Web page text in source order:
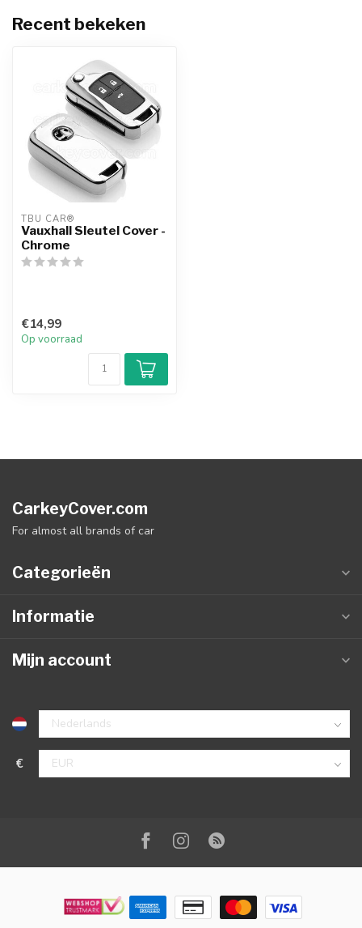
Recent bekeken
TBU CAR®
Vauxhall Sleutel Cover -
Chrome
€14,99
Op voorraad
CarkeyCover.com
For almost all brands of car
Categorieën
Informatie
Mijn account
€